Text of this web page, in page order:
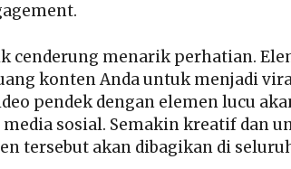
cenderung menarik perhatian.
konten Anda untuk menjadi
pendek dengan elemen lucu
sosial. Semakin kreatif dan
tersebut akan dibagikan di